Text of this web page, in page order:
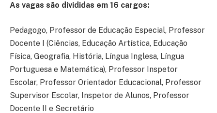
As vagas são divididas em 16 cargos:
Pedagogo, Professor de Educação Especial, Professor
Docente I (Ciências, Educação Artística, Educação
Física, Geografia, História, Língua Inglesa, Língua
Portuguesa e Matemática), Professor Inspetor
Escolar, Professor Orientador Educacional, Professor
Supervisor Escolar, Inspetor de Alunos, Professor
Docente II e Secretário